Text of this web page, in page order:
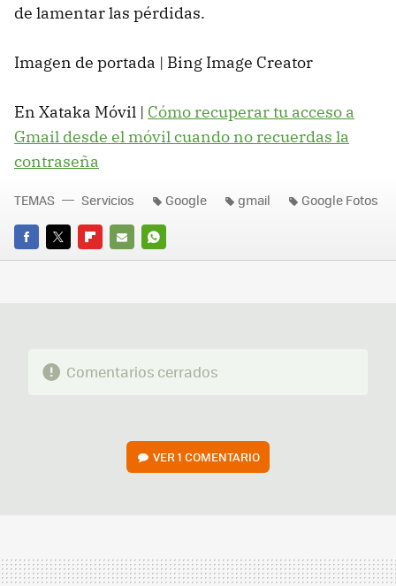
de lamentar las pérdidas.
Imagen de portada | Bing Image Creator
En Xataka Móvil | Cómo recuperar tu acceso a
Gmail desde el móvil cuando no recuerdas la
contraseña
FACEBOOK
TWITTERFLIPBOARD
E-
WHATSAPP
TEMAS Servicios Google gmail Google Fotos
Comentarios cerrados
VER1 COMENTARIO